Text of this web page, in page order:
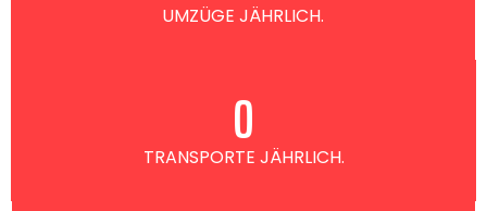
UMZÜGE JÄHRLICH.
TRANSPORTE JÄHRLICH.
0